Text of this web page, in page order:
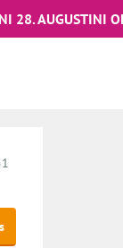
28. AUGUSTINI